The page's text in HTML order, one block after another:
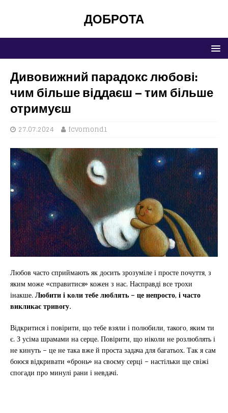
ДОБРОТА
Дивовижний парадокс любові:
чим більше віддаєш – тим більше
отримуєш
27.07.2024 fcvomond1
Любов часто сприймають як досить зрозуміле і просте почуття, з
яким може «справитися» кожен з нас. Насправді все трохи
інакше.Любити і коли тебе люблять – це непросто, і часто
викликає тривогу.
Відкритися і повірити, що тебе взяли і полюбили, такого, яким ти
є. З усіма шрамами на серце. Повірити, що ніколи не розлюблять і
не кинуть – це не така вже й проста задача для багатьох. Так я сам
боюся відкривати «бронь» на своєму серці – настільки ще свіжі
спогади про минулі рани і невдачі.